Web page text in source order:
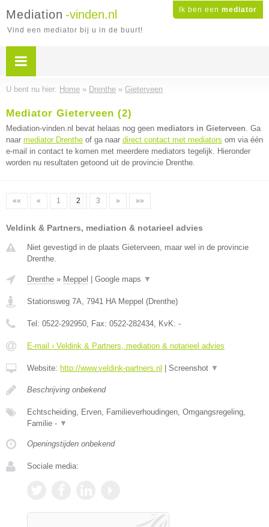
Ik ben een mediator
Mediation -vinden.nl
Vind een mediator bij u in de buurt!
U bent nu hier: Home » Drenthe » Gieterveen
Mediator Gieterveen (2)
Mediation-vinden.nl bevat helaas nog geen mediators in Gieterveen. Ga
naar mediator Drenthe of ga naar direct contact met mediators om via één
e-mail in contact te komen met meerdere mediators tegelijk. Hieronder
worden nu resultaten getoond uit de provincie Drenthe.
«« « 1 2 3 » »»
Veldink & Partners, mediation & notarieel advies
Niet gevestigd in de plaats Gieterveen, maar wel in de provincie
Drenthe.
Drenthe » Meppel Google maps ▼
Stationsweg 7A, 7941 HA Meppel (Drenthe)
Tel: 0522-292950, Fax: 0522-282434, KvK: -
E-mail › Veldink & Partners, mediation & notarieel advies
Website: http://www.veldink-partners.nl Screenshot ▼
Beschrijving onbekend
Echtscheiding, Erven, Familieverhoudingen, Omgangsregeling,
Familie - ▼
Openingstijden onbekend
Sociale media: